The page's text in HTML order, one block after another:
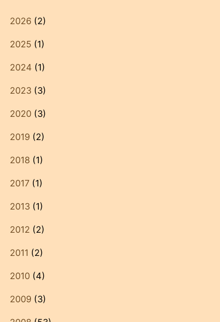
2026 (2)
2025 (1)
2024 (1)
2023 (3)
2020 (3)
2019 (2)
2018 (1)
2017 (1)
2013 (1)
2012 (2)
2011 (2)
2010 (4)
2009 (3)